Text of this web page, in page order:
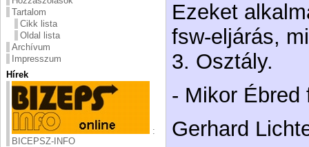
Tartalom
Cikk lista
Oldal lista
Archívum
Impresszum
Hírek
:
BICEPSZ-INFO
Ezeket
fsw-eljárás,
3. Osztály.
- Mikor Ébred
Gerhard